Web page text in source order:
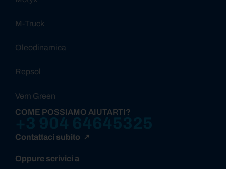
M-Truck
Oleodinamica
Repsol
Vem Green
COME POSSIAMO AIUTARTI?
Contattaci subito ↗
Oppure scrivici a